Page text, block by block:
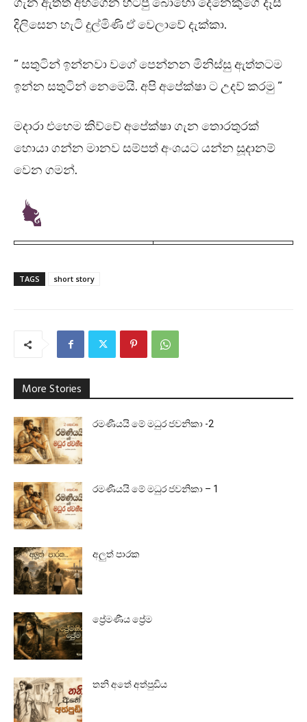
දිලිසෙන හැටි දුල්මිණි ඒ වෙලාවේ දැක්කා.
” සතුටින් ඉන්නවා වගේ පෙන්නන මිනිස්සු ඇත්තටම
ඉන්න සතුටින් නෙමෙයි. අපි අපේක්ෂා ට උදව් කරමු ”
මදාරා එහෙම කිව්වේ අපේක්ෂා ගැන තොරතුරක්
හොයා ගන්න මානව සම්පත් අංශයට යන්න සූදානම්
වෙන ගමන්.
TAGS short story
More Stories
රමණීයයි මේ මධුර ජවනිකා -2
රමණීයයි මේ මධුර ජවනිකා – 1
අලුත් පාරක
ප්‍රේමණීය ප්‍රේම
තනි අතේ අත්පුඩිය